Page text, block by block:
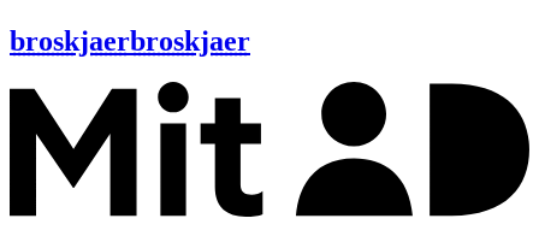
broskjaerbroskjaer